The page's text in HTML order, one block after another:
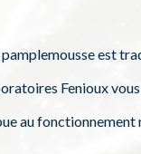
pamplemousse est
Fenioux
au